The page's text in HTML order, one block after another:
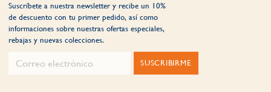
Suscríbete a nuestra newsletter y recibe un 10%
de descuento con tu primer pedido, así como
informaciones sobre nuestras ofertas especiales,
rebajas y nuevas colecciones.
SUSCRIBIRME